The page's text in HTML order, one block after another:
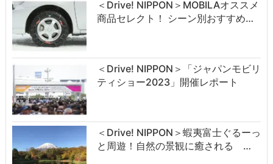
＜Drive! NIPPON＞MOBILAオススメ
商品セレクト！ シーン別おすすめ…
＜Drive! NIPPON＞「ジャパンモビリ
ティショー2023」開催レポート
＜Drive! NIPPON＞蝦夷富士ぐるーっ
と周遊！自然の景観に癒される …